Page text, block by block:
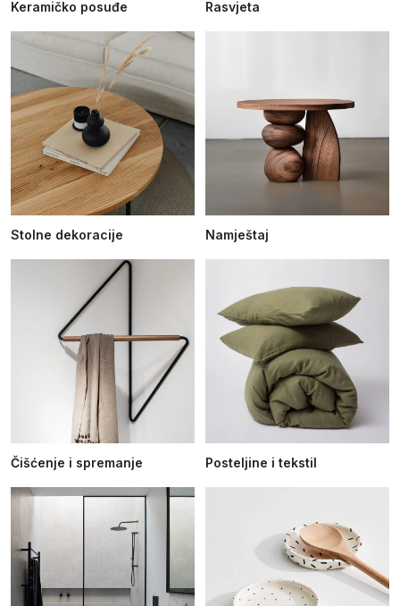
Keramičko posuđe Rasvjeta
Stolne dekoracije Namještaj
Čišćenje i spremanje Posteljine i tekstil